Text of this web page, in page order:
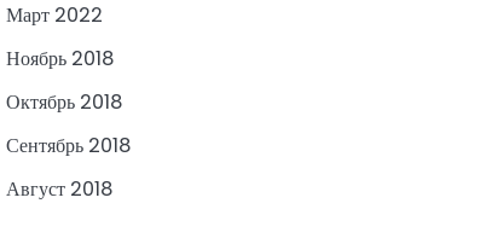
Март 2022
Ноябрь 2018
Октябрь 2018
Сентябрь 2018
Август 2018